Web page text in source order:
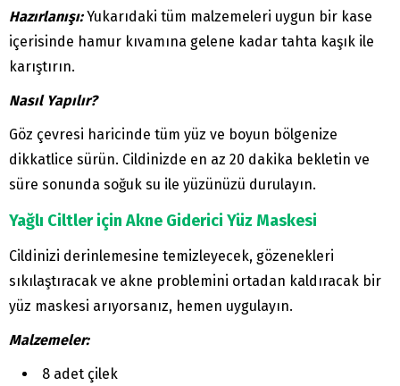
Hazırlanışı:Yukarıdaki tüm malzemeleri uygun bir kase
içerisinde hamur kıvamına gelene kadar tahta kaşık ile
karıştırın.
Nasıl Yapılır?
Göz çevresi haricinde tüm yüz ve boyun bölgenize
dikkatlice sürün. Cildinizde en az 20 dakika bekletin ve
süre sonunda soğuk su ile yüzünüzü durulayın.
Yağlı Ciltler için Akne Giderici Yüz Maskesi
Cildinizi derinlemesine temizleyecek, gözenekleri
sıkılaştıracak ve akne problemini ortadan kaldıracak bir
yüz maskesi arıyorsanız, hemen uygulayın.
Malzemeler:
8 adet çilek